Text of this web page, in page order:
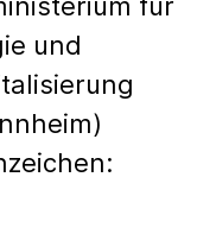
und